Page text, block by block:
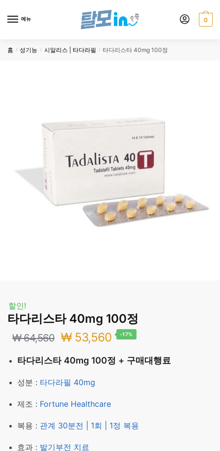
메뉴 0
홈 / 성기능 / 시알리스 | 타다라필 / 타다리스타 40mg 100정
할인!
타다리스타 40mg 100정
₩64,560 원
래
₩ 64,560.
₩53,560현
재
-17%
타다리스타 40mg 100정 + 구매대행료
성분 : 타다라필 40mg
제조 : Fortune Healthcare
복용 : 관계 30분전 | 1회 | 1정 복용
효과 : 발기부전 치료